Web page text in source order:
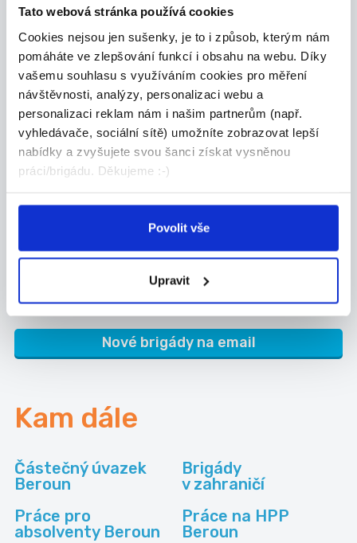
Tato webová stránka používá cookies
Cookies nejsou jen sušenky, je to i způsob, kterým nám
pomáháte ve zlepšování funkcí i obsahu na webu. Díky
vašemu souhlasu s využíváním cookies pro měření
návštěvnosti, analýzy, personalizaci webu a
personalizaci reklam nám i našim partnerům (např.
vyhledávače, sociální sítě) umožníte zobrazovat lepší
nabídky a zvyšujete svou šanci získat vysněnou
práci/brigádu. Děkujeme :-)
Povolit vše
Upravit
Celá ČR
Algorithmics s.r.o.
TOP
Výrobce ozdobných
Nabízíme možnost výdělkové činnosti výrobou
Celá ČR
Nové brigády na email
Kam dále
Částečný úvazek
Beroun
Brigády
v zahraničí
Práce pro
absolventy Beroun
Práce na HPP
Beroun